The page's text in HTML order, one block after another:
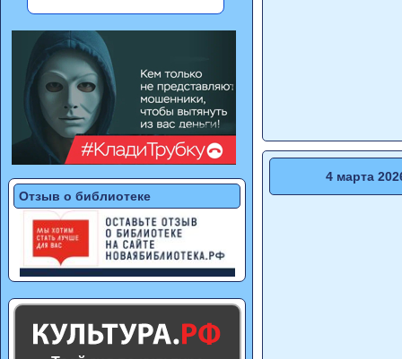
Отзыв о библиотеке
4 марта